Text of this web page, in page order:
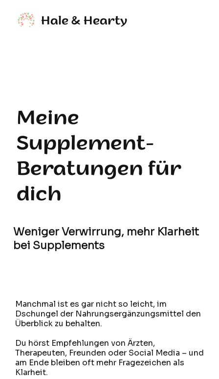
Hale & Hearty
Weniger Verwirrung, mehr Klarheit
bei Supplements
Manchmal ist es gar nicht so leicht, im
Dschungel der Nahrungsergänzungsmittel den
Überblick zu behalten.
Du hörst Empfehlungen von Ärzten,
Therapeuten, Freunden oder Social Media – und
am Ende bleiben oft mehr Fragezeichen als
Klarheit.
Meine
Supplement-
Beratungen für
dich